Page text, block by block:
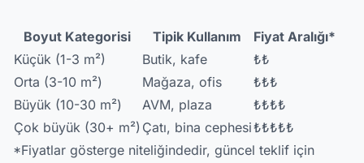
Boyut Kategorisi Tipik Kullanım
Fiyat Aralığı*
Küçük (1-3 m²)
Butik, kafe
₺₺
Orta (3-10 m²)
Mağaza, ofis
₺₺₺
Büyük (10-30 m²)
AVM, plaza
₺₺₺₺
Çok büyük (30+ m²) Çatı, bina cephesi₺₺₺₺₺
*Fiyatlar gösterge niteliğindedir, güncel teklif için